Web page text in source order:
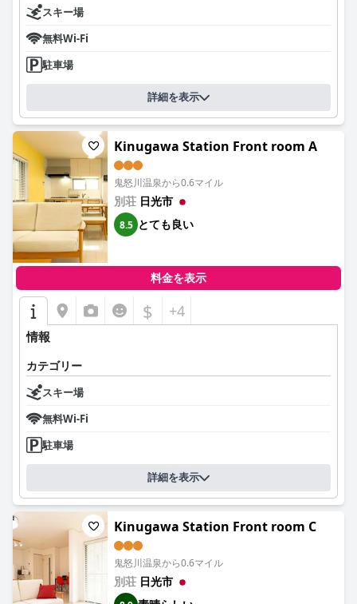
スキー場
無料Wi-Fi
駐車場
詳細を表示
Kinugawa Station Front room A
鬼怒川温泉から0.6マイル
別荘 日光市
8.5 とても良い
料金を表示
$ +4
情報
カテゴリー
スキー場
無料Wi-Fi
駐車場
詳細を表示
Kinugawa Station Front room C
鬼怒川温泉から0.6マイル
別荘 日光市